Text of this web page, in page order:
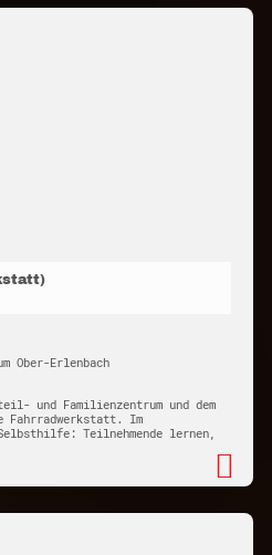
Ober-Erlenbach
und Familienzentrum und dem
Fahrradwerkstatt. Im
Teilnehmende lernen,